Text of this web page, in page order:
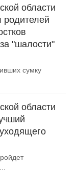
области
родителей
"шалости"
сумку
области